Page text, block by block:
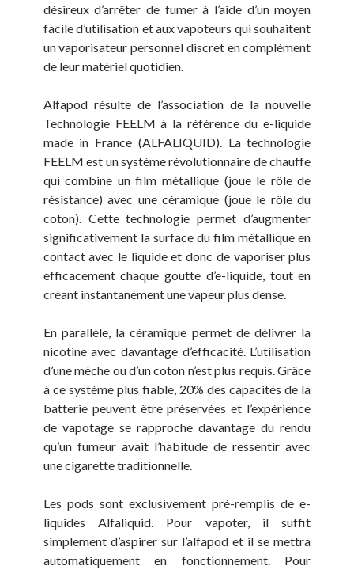
désireux d’arrêter de fumer à l’aide d’un moyen
facile d’utilisation et aux vapoteurs qui souhaitent
un vaporisateur personnel discret en complément
de leur matériel quotidien.
Alfapod résulte de l’association de la nouvelle
Technologie FEELM à la référence du e-liquide
made in France (ALFALIQUID). La technologie
FEELM est un système révolutionnaire de chauffe
qui combine un film métallique (joue le rôle de
résistance) avec une céramique (joue le rôle du
coton). Cette technologie permet d’augmenter
significativement la surface du film métallique en
contact avec le liquide et donc de vaporiser plus
efficacement chaque goutte d’e-liquide, tout en
créant instantanément une vapeur plus dense.
En parallèle, la céramique permet de délivrer la
nicotine avec davantage d’efficacité. L’utilisation
d’une mèche ou d’un coton n’est plus requis. Grâce
à ce système plus fiable, 20% des capacités de la
batterie peuvent être préservées et l’expérience
de vapotage se rapproche davantage du rendu
qu’un fumeur avait l’habitude de ressentir avec
une cigarette traditionnelle.
Les pods sont exclusivement pré-remplis de e-
liquides Alfaliquid. Pour vapoter, il suffit
simplement d’aspirer sur l’alfapod et il se mettra
automatiquement en fonctionnement. Pour